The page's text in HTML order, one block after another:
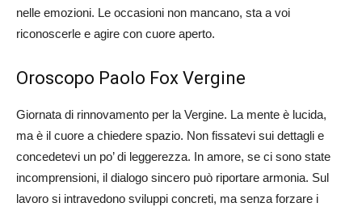
nelle emozioni. Le occasioni non mancano, sta a voi
riconoscerle e agire con cuore aperto.
Oroscopo Paolo Fox Vergine
Giornata di rinnovamento per la Vergine. La mente è lucida,
ma è il cuore a chiedere spazio. Non fissatevi sui dettagli e
concedetevi un po’ di leggerezza. In amore, se ci sono state
incomprensioni, il dialogo sincero può riportare armonia. Sul
lavoro si intravedono sviluppi concreti, ma senza forzare i